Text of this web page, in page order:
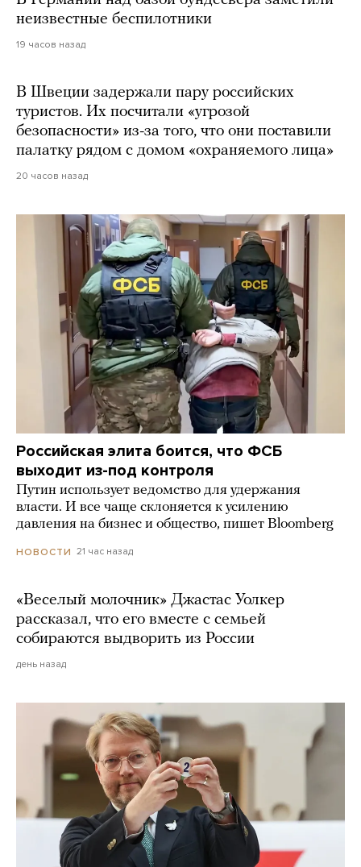
неизвестные беспилотники
19 часов назад
В Швеции задержали пару российских
туристов. Их посчитали «угрозой
безопасности» из-за того, что они поставили
палатку рядом с домом «охраняемого лица»
20 часов назад
Российская элита боится, что ФСБ
выходит из-под контроля
Путин использует ведомство для удержания
власти. И все чаще склоняется к усилению
давления на бизнес и общество, пишет Bloomberg
НОВОСТИ 21 час назад
«Веселый молочник» Джастас Уолкер
рассказал, что его вместе с семьей
собираются выдворить из России
день назад